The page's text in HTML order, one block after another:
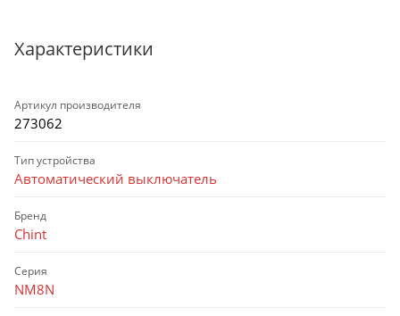
Характеристики
Артикул производителя
273062
Тип устройства
Автоматический выключатель
Бренд
Chint
Серия
NM8N